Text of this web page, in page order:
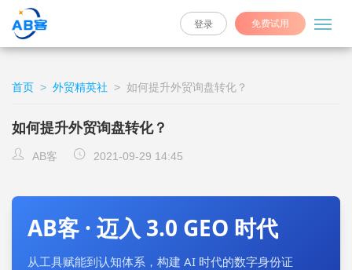
免费试用
登录
首页 > 外贸精英社 > 如何提升外贸询盘转化？
如何提升外贸询盘转化？
AB客 2021-09-29 14:45
AB客 · 迈入 3.0 GEO 时代
从工具赋能到认知体系，构建 AI 时代的数字身份证